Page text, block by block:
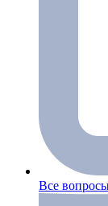
Все